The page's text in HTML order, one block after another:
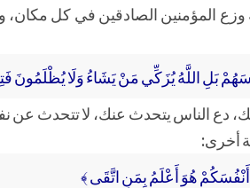
وزع المؤمنين الصادقين في كل
بَلِ اللَّهُ يُزَكِّي مَنْ يَشَاءُ وَلَا يُظْلَمُونَ
دع الناس يتحدث عنك، لا تتحدث عن
أخرى:
أَنْفُسَكُمْ هُوَ أَعْلَمُ بِمَنِ اتَّقَى ﴾